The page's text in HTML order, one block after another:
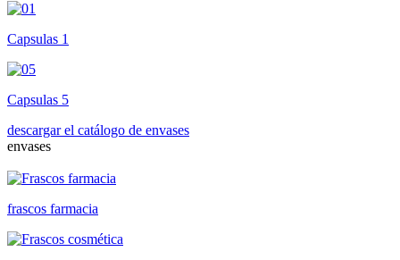
Capsulas 1
Capsulas 5
descargar el catálogo de envases
envases
frascos farmacia